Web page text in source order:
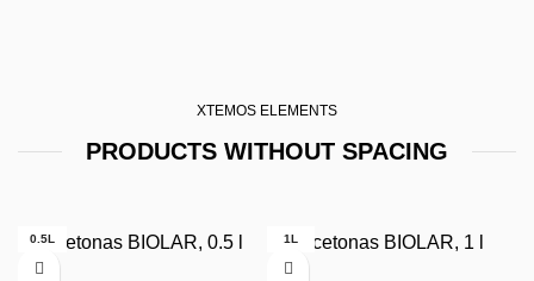
XTEMOS ELEMENTS
PRODUCTS WITHOUT SPACING
0.5LAcetonas BIOLAR, 0.5 l 1L Acetonas BIOLAR, 1 l